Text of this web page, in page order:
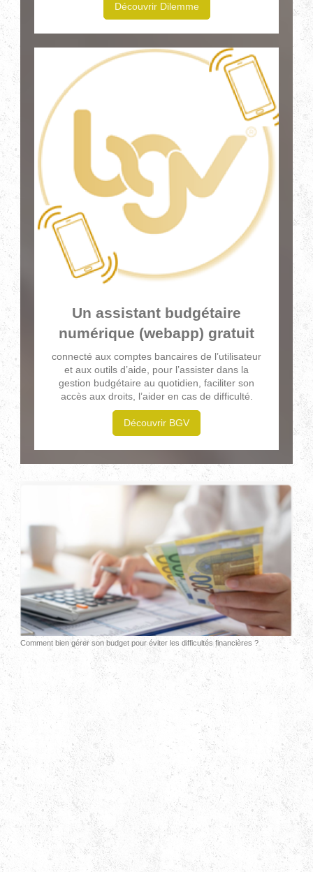
Découvrir Dilemme
Un assistant budgétaire
numérique (webapp) gratuit
connecté aux comptes bancaires de l’utilisateur
et aux outils d’aide, pour l’assister dans la
gestion budgétaire au quotidien, faciliter son
accès aux droits, l’aider en cas de difficulté.
Découvrir BGV
Comment bien gérer son budget pour éviter les difficultés financières ?